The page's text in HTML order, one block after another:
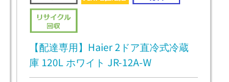
【配達専用】Haier 2ドア直冷式冷蔵
庫 120L ホワイト JR-12A-W